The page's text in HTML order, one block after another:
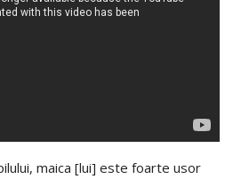
maica [lui] este foarte usor